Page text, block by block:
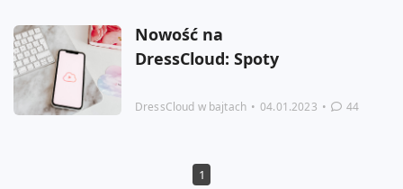
Nowość na
DressCloud: Spoty
DressCloud w bajtach • 04.01.2023 • 44
1